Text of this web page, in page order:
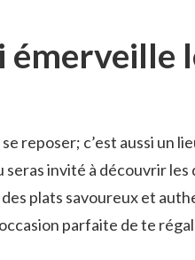
émerveille
reposer; c’est aussi un
invité à découvrir les
plats savoureux et
parfaite de te